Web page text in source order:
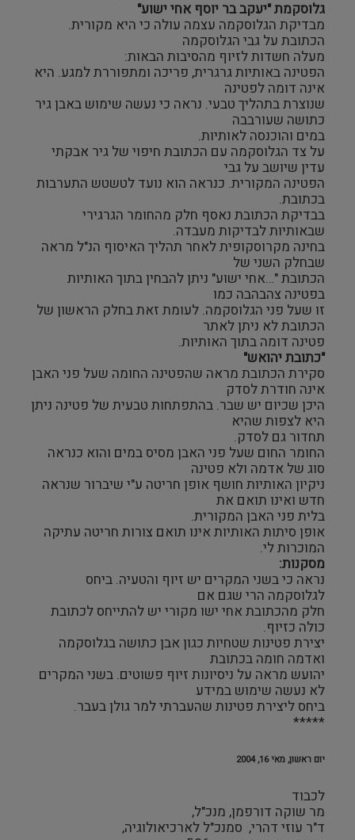
גלוסקמת "יעקב בר יוסף אחי ישוע"
מבדיקת הגלוסקמה עצמה עולה כי היא מקורית.
הכתובת על גבי הגלוסקמה
מעלה חשדות לזיוף מהסיבות הבאות:
הפטינה באותיות גרגרית, פריכה ומתפוררת למגע. היא
אינה דומה לפטינה
שנוצרת בתהליך טבעי. נראה כי נעשה שימוש באבן גיר
כתושה שעורבבה
במים והוכנסה לאותיות.
על צד הגלוסקמה עם הכתובת חיפוי של גיר אבקתי
עדין שיושב על גבי
הפטינה המקורית. כנראה הוא נועד לטשטש התערבות
בכתובת.
בבדיקת הכתובת נאסף חלק מהחומר הגרגירי
שבאותיות לבדיקות מעבדה.
בחינה מקרוסקופית לאחר תהליך האיסוף הנ"ל מראה
שבחלק השני של
הכתובת "…אחי ישוע" ניתן להבחין בתוך האותיות
בפטינה צהבהבה כמו
זו שעל פני הגלוסקמה. לעומת זאת בחלק הראשון של
הכתובת לא ניתן לאתר
פטינה דומה בתוך האותיות.
"כתובת יהואש"
סקירת הכתובת מראה שהפטינה החומה שעל פני האבן
אינה חודרת לסדק
היכן שכיום יש שבר. בהתפתחות טבעית של פטינה ניתן
היא לצפות שהיא
תחדור גם לסדק.
החומר החום שעל פני האבן מסיס במים והוא כנראה
סוג של אדמה ולא פטינה
ניקיון האותיות חושף אופן חריטה ע"י שיברור שנראה
חדש ואינו תואם את
בלית פני האבן המקורית.
אופן סיתות האותיות אינו תואם צורות חריטה עתיקה
המוכרות לי.
מסקנות:
נראה כי בשני המקרים יש זיוף והטעיה. ביחס
לגלוסקמה הרי שגם אם
חלק מהכתובת אחי ישו מקורי יש להתייחס לכתובת
כולה כזיוף.
יצירת פטינות שטחיות כגון אבן כתושה בגלוסקמה
ואדמה חומה בכתובת
יהועש מראה על ניסיונות זיוף פשוטים. בשני המקרים
לא נעשה שימוש במידע
ביחס ליצירת פטינות שהעברתי למר גולן בעבר.
*****
‏יום ראשון, מאי 16, 2004
לכבוד
מר שוקה דורפמן, מנכ"ל,
ד"ר עוזי דהרי, סמנכ"ל לארכיאולוגיה,